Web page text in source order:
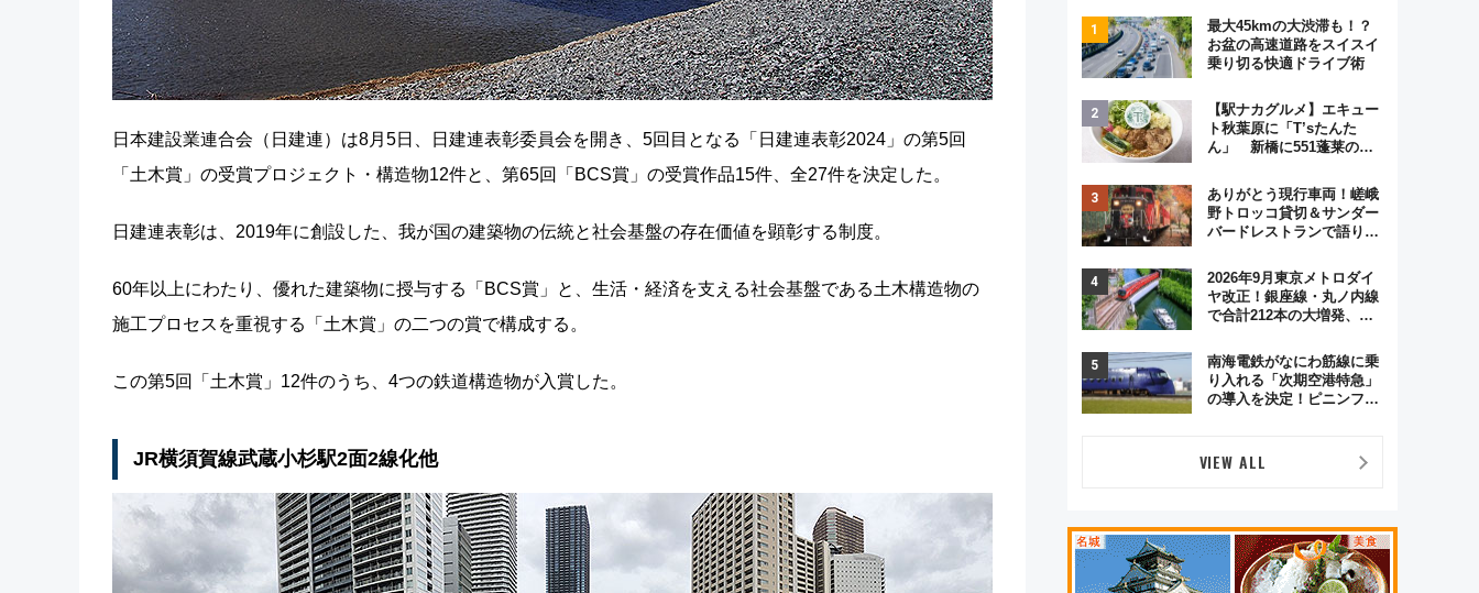
日本建設業連合会（日建連）は8月5日、日建連表彰委員会を開き、5回目となる「日建連表彰2024」の第5回
「土木賞」の受賞プロジェクト・構造物12件と、第65回「BCS賞」の受賞作品15件、全27件を決定した。
日建連表彰は、2019年に創設した、我が国の建築物の伝統と社会基盤の存在価値を顕彰する制度。
60年以上にわたり、優れた建築物に授与する「BCS賞」と、生活・経済を支える社会基盤である土木構造物の
施工プロセスを重視する「土木賞」の二つの賞で構成する。
この第5回「土木賞」12件のうち、4つの鉄道構造物が入賞した。
JR横須賀線武蔵小杉駅2面2線化他
最大45kmの大渋滞も！？
お盆の高速道路をスイスイ
乗り切る快適ドライブ術
【駅ナカグルメ】エキュー
ト秋葉原に「T’sたんた
ん」 新橋に551蓬莱の
オムライス専門店「肉とた
まご」新グルメ続々登場！
【2026年8月】
ありがとう現行車両！嵯峨
野トロッコ貸切＆サンダー
バードレストランで語り合
原トシヒロと行く！9月13
日「京都の鉄道満喫ツア
ー」開催
2026年9月東京メトロダイ
ヤ改正！銀座線・丸ノ内線
で合計212本の大増発、混
南海電鉄がなにわ筋線に乗
り入れる「次期空港特急」
の導入を決定！ピニンファ
VIEW ALL